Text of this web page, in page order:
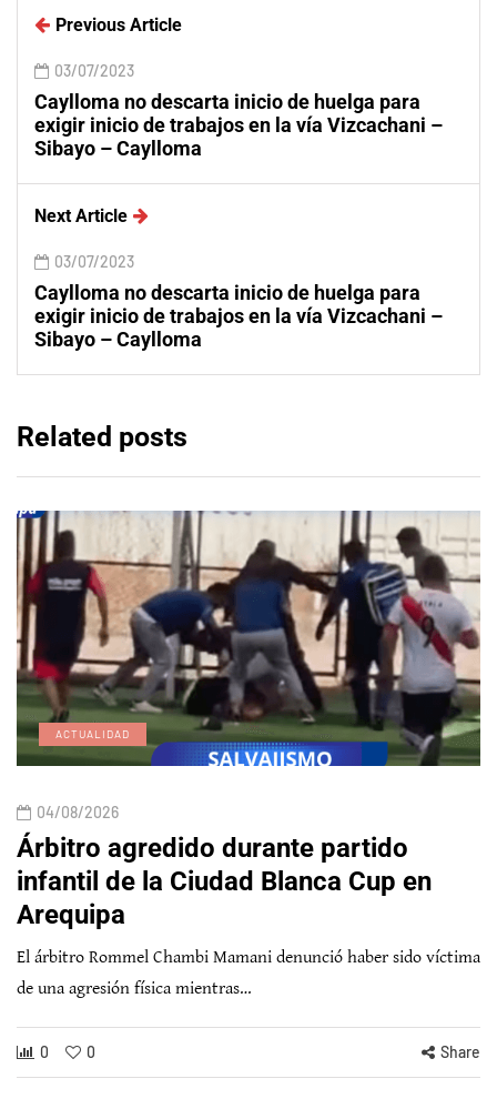
Previous Article
03/07/2023
Caylloma no descarta inicio de huelga para
exigir inicio de trabajos en la vía Vizcachani –
Sibayo – Caylloma
Next Article
03/07/2023
Caylloma no descarta inicio de huelga para
exigir inicio de trabajos en la vía Vizcachani –
Sibayo – Caylloma
Related posts
ACTUALIDAD
04/08/2026
Árbitro agredido durante partido
infantil de la Ciudad Blanca Cup en
Arequipa
El árbitro Rommel Chambi Mamani denunció haber sido víctima
de una agresión física mientras…
0 0 Share